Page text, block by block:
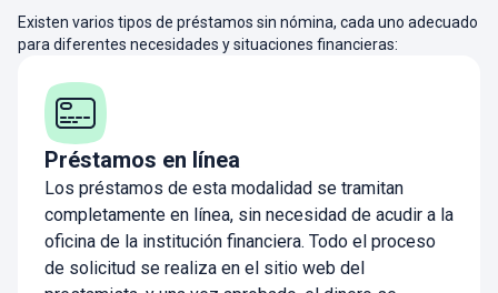
Existen varios tipos de préstamos sin nómina, cada uno adecuado
para diferentes necesidades y situaciones financieras:
Préstamos en línea
Los préstamos de esta modalidad se tramitan
completamente en línea, sin necesidad de acudir a la
oficina de la institución financiera. Todo el proceso
de solicitud se realiza en el sitio web del